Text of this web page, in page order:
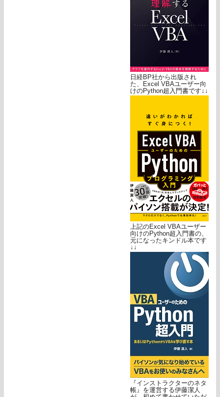
日経BP社から出版され
た、Excel VBAユーザー向
けのPython超入門書です↓↓
上記のExcel VBAユーザー
向けのPython超入門書の、
元になったキンドル本です
↓↓
『インストラクターのネタ
帳』を運営する伊藤潔人